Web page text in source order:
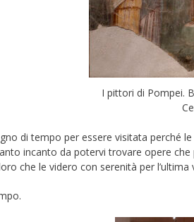
I pittori di Pompei.
di tempo per essere visitata
incanto da potervi trovare opere
che le videro con serenità per